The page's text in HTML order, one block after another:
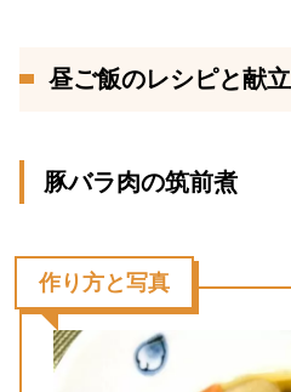
昼ご飯のレシピと献立
豚バラ肉の筑前煮
作り方と写真